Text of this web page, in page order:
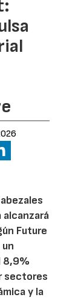
Future
8,9%
sectores
y la